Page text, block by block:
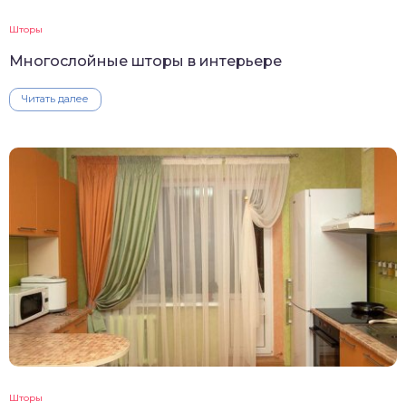
Шторы
Многослойные шторы в интерьере
Читать далее
Шторы